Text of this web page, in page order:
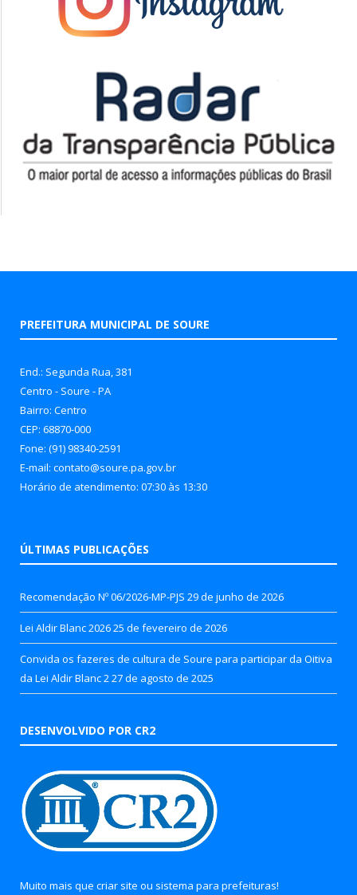
PREFEITURA MUNICIPAL DE SOURE
End.: Segunda Rua, 381
Centro - Soure - PA
Bairro: Centro
CEP: 68870-000
Fone: (91) 98340-2591
E-mail: contato@soure.pa.gov.br
Horário de atendimento: 07:30 às 13:30
ÚLTIMAS PUBLICAÇÕES
Recomendação Nº 06/2026-MP-PJS 29 de junho de 2026
Lei Aldir Blanc 202625 de fevereiro de 2026
Convida os fazeres de cultura de Soure para participar da Oitiva
da Lei Aldir Blanc 227 de agosto de 2025
DESENVOLVIDO POR CR2
Muito mais que criar site ou sistema para prefeituras!